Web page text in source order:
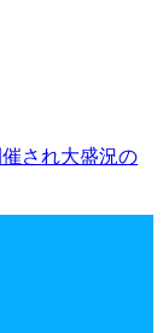
され大盛況の